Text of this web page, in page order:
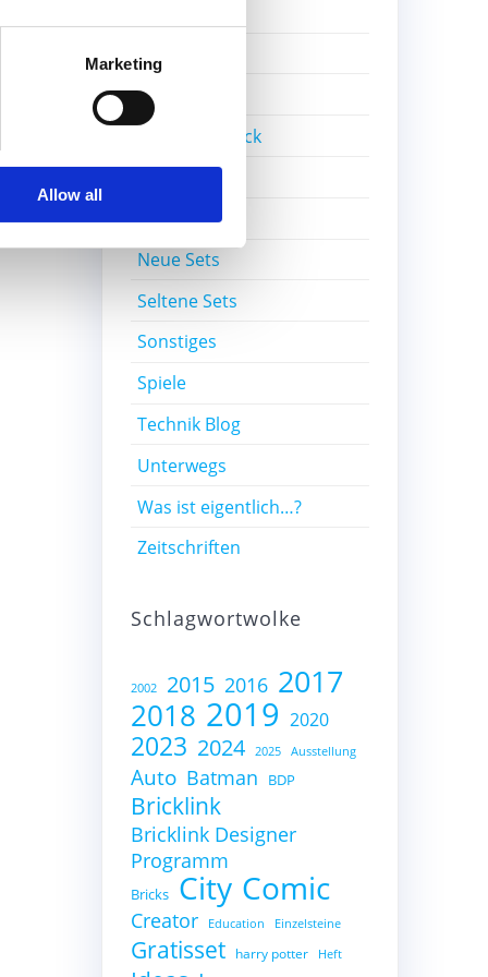
Marketing
Allow all
Ideas
Kiddicraft
Lego Ideas Pick
Nerd-Wissen
Neue Sets
Seltene Sets
Sonstiges
Spiele
Technik Blog
Unterwegs
Was ist eigentlich…?
Zeitschriften
Schlagwortwolke
2002 2015 2016 2017
2018 2019 2020
2023 2024 2025 Ausstellung
Auto Batman BDP
Bricklink
Bricklink Designer
Programm
Bricks City Comic
Creator Education Einzelsteine
Gratisset harry potter Heft